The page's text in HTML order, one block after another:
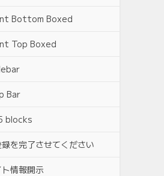
Bottom Boxed
Top Boxed
Bar
blocks
を完了させてください
情報開示